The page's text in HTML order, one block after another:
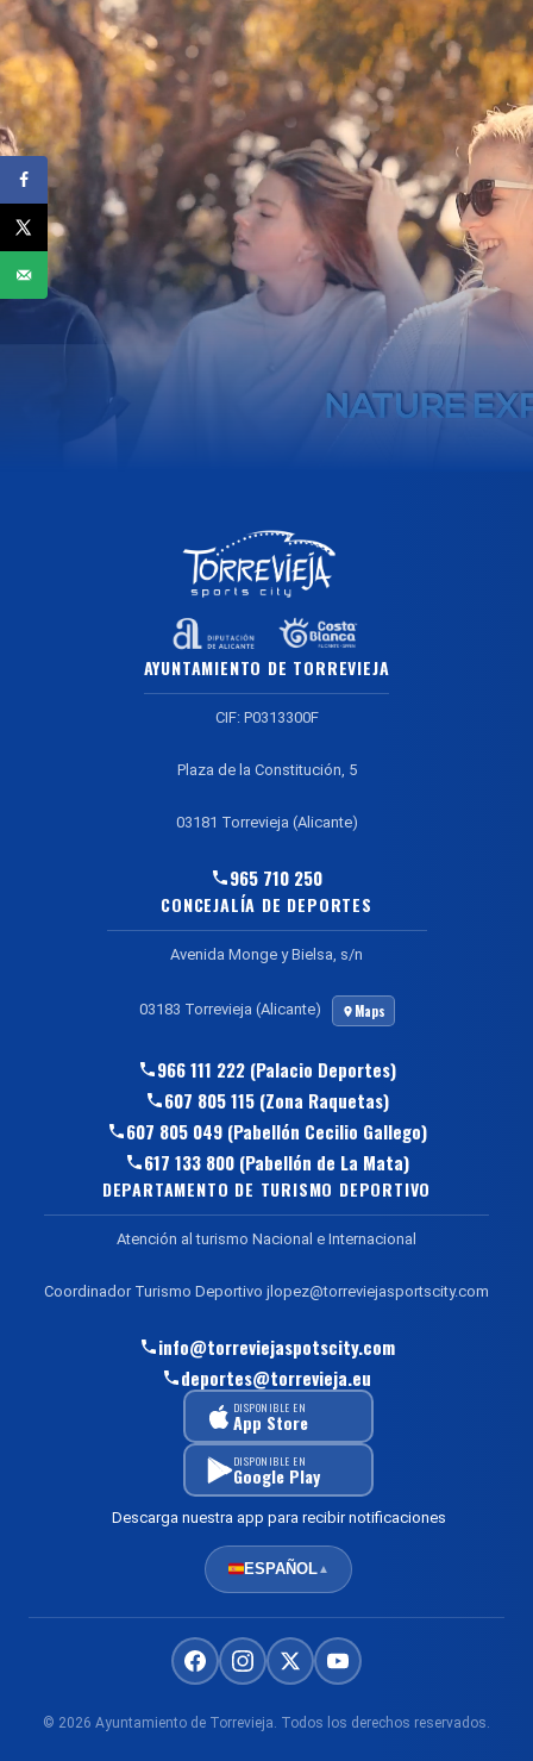
AYUNTAMIENTO DE TORREVIEJA
CIF: P0313300F
Plaza de la Constitución, 5
03181 Torrevieja (Alicante)
965 710 250
CONCEJALÍA DE DEPORTES
Avenida Monge y Bielsa, s/n
03183 Torrevieja (Alicante) Maps
966 111 222 (Palacio Deportes)
607 805 115 (Zona Raquetas)
607 805 049 (Pabellón Cecilio Gallego)
617 133 800 (Pabellón de La Mata)
DEPARTAMENTO DE TURISMO DEPORTIVO
Atención al turismo Nacional e Internacional
Coordinador Turismo Deportivo jlopez@torreviejasportscity.com
info@torreviejaspotscity.com
deportes@torrevieja.eu
DISPONIBLE EN
App Store
DISPONIBLE EN
Google Play
Descarga nuestra app para recibir notificaciones
ESPAÑOL▲
© 2026 Ayuntamiento de Torrevieja. Todos los derechos reservados.